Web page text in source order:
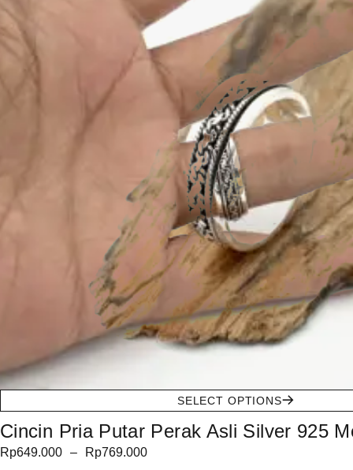
SELECT OPTIONS
Cincin Pria Putar Perak Asli Silver 925
Rp649.000 – Rp769.000